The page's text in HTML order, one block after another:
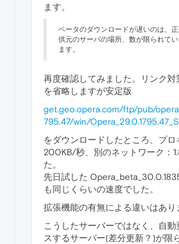
ます。
ベータのダウンロードが遅いのは、
供元のサーバの場所、数が限られて
ます。
再度確認してみました。リンク
を省略しますが安定版
get.geo.opera.com/ftp/pub/
795.47/win/
をダウンロードしたところ、プロ
200KB/秒、別のネットワーク：
た。
先日試した
も同じくらいの速度でした。
拡張機能の有無による違いはあり
こうしたサーバーではなく、自動
スするサーバー(差分更新？)が限